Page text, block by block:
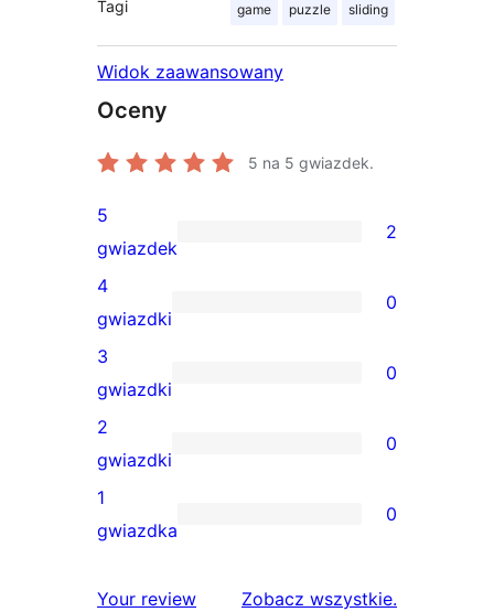
Tagi game puzzle sliding
Widok zaawansowany
Oceny
5 na 5 gwiazdek.
2
recenzje
5-
gwiazdkowe
5
gwiazdek
2
0
recenzji
4-
gwiazdkowych
4
gwiazdki
0
0
recenzji
3-
gwiazdkowych
3
gwiazdki
0
0
recenzji
2-
2
gwiazdki
0
0
1-
1
gwiazdka
0
Your review Zobacz wszystkierecenzje
.